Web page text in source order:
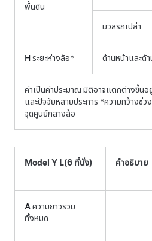
พื้นดิน
มวลรถเปล่า
Hระยะห่างล้อ* ด้านหน้าและด้
ค่าเป็นค่าประมาณ มิติอาจแตกต่างขึ้นอ
และปัจจัยหลายประการ *ความกว้างช่ว
จุดศูนย์กลางล้อ
Model Y L(6 ที่นั่ง) คำอธิบาย
Aความยาวรวม
ทั้งหมด